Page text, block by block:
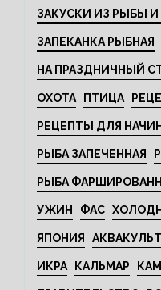
ЗАКУСКИ ИЗ РЫБЫ И
ЗАПЕКАНКА РЫБНАЯ
НА ПРАЗДНИЧНЫЙ
ОХОТА ПТИЦА
РЕЦЕПТЫ ДЛЯ
РЫБА ЗАПЕЧЕННАЯ
РЫБА
УЖИН ФАС
ЯПОНИЯ
ИКРА КАЛЬМАР